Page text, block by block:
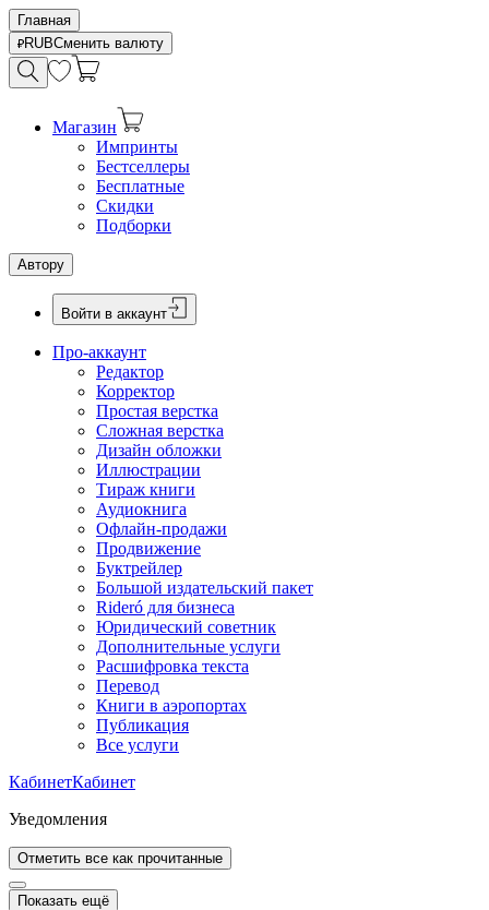
Главная
RUBСменить валюту
Магазин
Импринты
Бестселлеры
Бесплатные
Скидки
Подборки
Автору
Войти в аккаунт
Про-аккаунт
Редактор
Корректор
Простая верстка
Сложная верстка
Дизайн обложки
Иллюстрации
Тираж книги
Аудиокнига
Офлайн-продажи
Продвижение
Буктрейлер
Большой издательский пакет
Rideró для бизнеса
Юридический советник
Дополнительные услуги
Расшифровка текста
Перевод
Книги в аэропортах
Публикация
Все услуги
КабинетКабинет
Уведомления
Отметить все как прочитанные
Показать ещё